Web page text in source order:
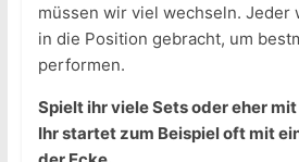
müssen wir viel wechseln. Jeder
in die Position gebracht, um
performen.
Spielt ihr viele Sets oder eher
Ihr startet zum Beispiel oft mit